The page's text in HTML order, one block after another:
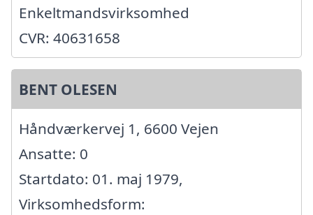
Enkeltmandsvirksomhed
CVR: 40631658
BENT OLESEN
Håndværkervej 1, 6600 Vejen
Ansatte: 0
Startdato: 01. maj 1979,
Virksomhedsform: